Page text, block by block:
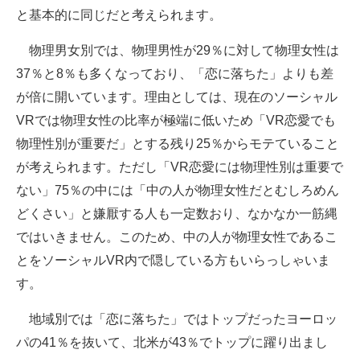
と基本的に同じだと考えられます。
物理男女別では、物理男性が29％に対して物理女性は
37％と8％も多くなっており、「恋に落ちた」よりも差
が倍に開いています。理由としては、現在のソーシャル
VRでは物理女性の比率が極端に低いため「VR恋愛でも
物理性別が重要だ」とする残り25％からモテていること
が考えられます。ただし「VR恋愛には物理性別は重要で
ない」75％の中には「中の人が物理女性だとむしろめん
どくさい」と嫌厭する人も一定数おり、なかなか一筋縄
ではいきません。このため、中の人が物理女性であるこ
とをソーシャルVR内で隠している方もいらっしゃいま
す。
地域別では「恋に落ちた」ではトップだったヨーロッ
パの41％を抜いて、北米が43％でトップに躍り出まし